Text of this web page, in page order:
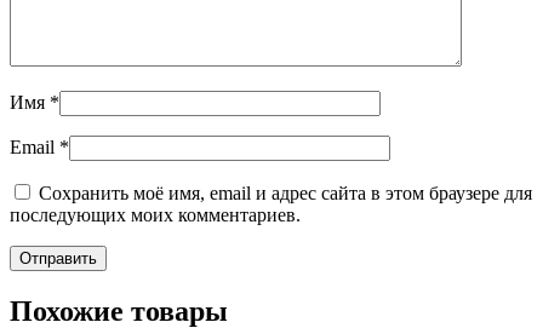
Имя *
Email *
Сохранить моё имя, email и адрес сайта в этом браузере для
последующих моих комментариев.
Похожие товары